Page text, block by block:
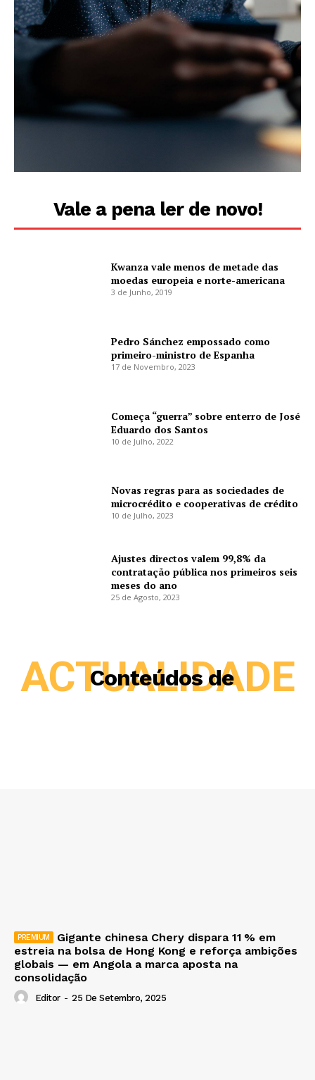
Vale a pena ler de novo!
Kwanza vale menos de metade das
moedas europeia e norte-americana
3 de Junho, 2019
Pedro Sánchez empossado como
primeiro-ministro de Espanha
17 de Novembro, 2023
Começa “guerra” sobre enterro de José
Eduardo dos Santos
10 de Julho, 2022
Novas regras para as sociedades de
microcrédito e cooperativas de crédito
10 de Julho, 2023
Ajustes directos valem 99,8% da
contratação pública nos primeiros seis
meses do ano
25 de Agosto, 2023
Conteúdos de
ACTUALIDADE
Gigante chinesa Chery dispara 11 % em
estreia na bolsa de Hong Kong e reforça ambições
globais — em Angola a marca aposta na
consolidação
Editor - 25 De Setembro, 2025